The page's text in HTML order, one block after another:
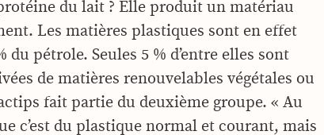
du lait ? Elle produit un matériau
Les matières plastiques sont en effet
pétrole. Seules 5 % d’entre elles sont
de matières renouvelables végétales ou
fait partie du deuxième groupe. « Au
c’est du plastique normal et courant, mais